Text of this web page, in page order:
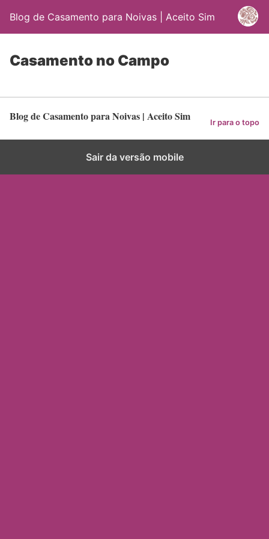
Blog de Casamento para Noivas | Aceito Sim
Casamento no Campo
Blog de Casamento para Noivas | Aceito Sim Ir para o topo
Sair da versão mobile